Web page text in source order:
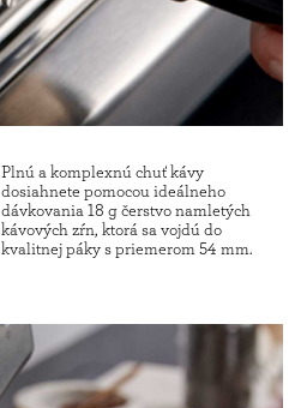
Plnú a komplexnú chuť kávy
dosiahnete pomocou ideálneho
dávkovania 18 g čerstvo namletých
kávových zŕn, ktorá sa vojdú do
kvalitnej páky s priemerom 54 mm.